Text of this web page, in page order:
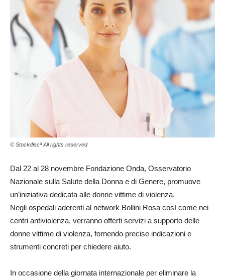
© Stockdiscª All rights reserved
Dal 22 al 28 novembre Fondazione Onda, Osservatorio
Nazionale sulla Salute della Donna e di Genere, promuove
un’iniziativa dedicata alle donne vittime di violenza.
Negli ospedali aderenti al network Bollini Rosa così come nei
centri antiviolenza, verranno offerti servizi a supporto delle
donne vittime di violenza, fornendo precise indicazioni e
strumenti concreti per chiedere aiuto.
In occasione della giornata internazionale per eliminare la